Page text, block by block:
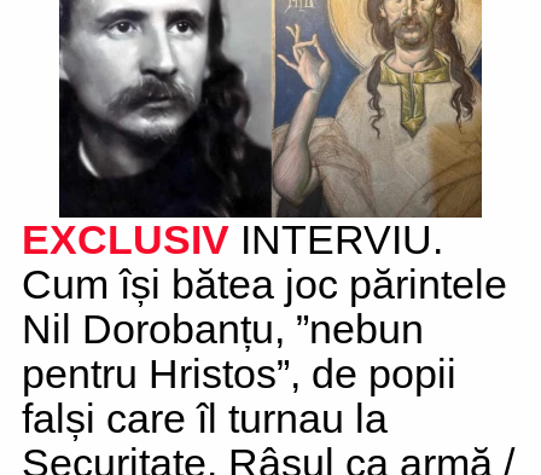
EXCLUSIV INTERVIU.
Cum își bătea joc părintele
Nil Dorobanțu, ”nebun
pentru Hristos”, de popii
falși care îl turnau la
Securitate. Râsul ca armă /